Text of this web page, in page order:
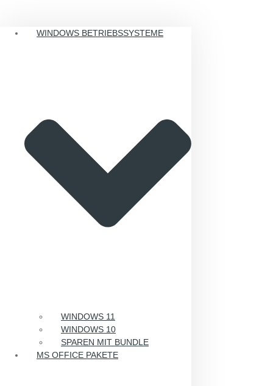
WINDOWS BETRIEBSSYSTEME
WINDOWS 11
WINDOWS 10
SPAREN MIT BUNDLE
MS OFFICE PAKETE